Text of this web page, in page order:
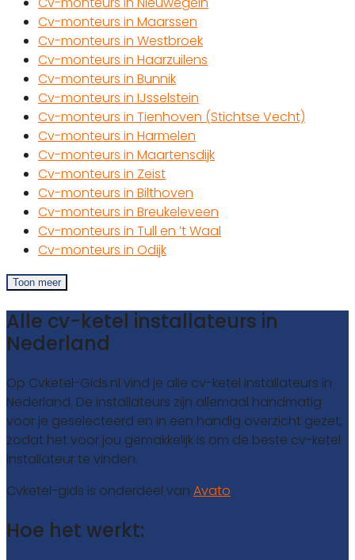
Cv-monteurs in Maarssen
Cv-monteurs in Westbroek
Cv-monteurs in Haarzuilens
Cv-monteurs in Bunnik
Cv-monteurs in IJsselstein
Cv-monteurs in Tienhoven (Stichtse Vecht)
Cv-monteurs in Harmelen
Cv-monteurs in Maartensdijk
Cv-monteurs in Zeist
Cv-monteurs in Bilthoven
Cv-monteurs in Breukeleveen
Cv-monteurs in Tull en ’t Waal
Cv-monteurs in Odijk
Toon meer
Alle cv-ketel installateurs in
Nederland
Op Cvketel-Gids.nl vind je alle cv-ketel installateurs in
Nederland. De installateurs zijn allemaal handmatig
voor je geselecteerd en in een handig overzicht gezet,
zodat het voor jou gemakkelijk is om de beste cv-ketel
installateur te vinden.
Cvketel-gids is onderdeel van Avato
Hoe het werkt: